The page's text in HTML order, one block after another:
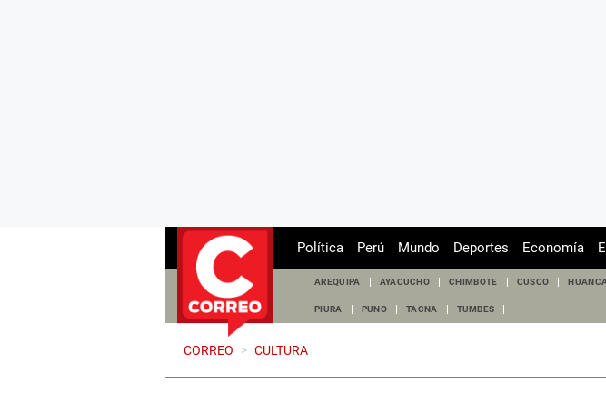
Política Perú Mundo Deportes Economía
AREQUIPA AYACUCHO CHIMBOTE CUSCO
PIURA PUNO TACNA TUMBES
CORREO > CULTURA